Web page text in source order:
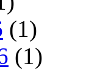
(1)
(1)